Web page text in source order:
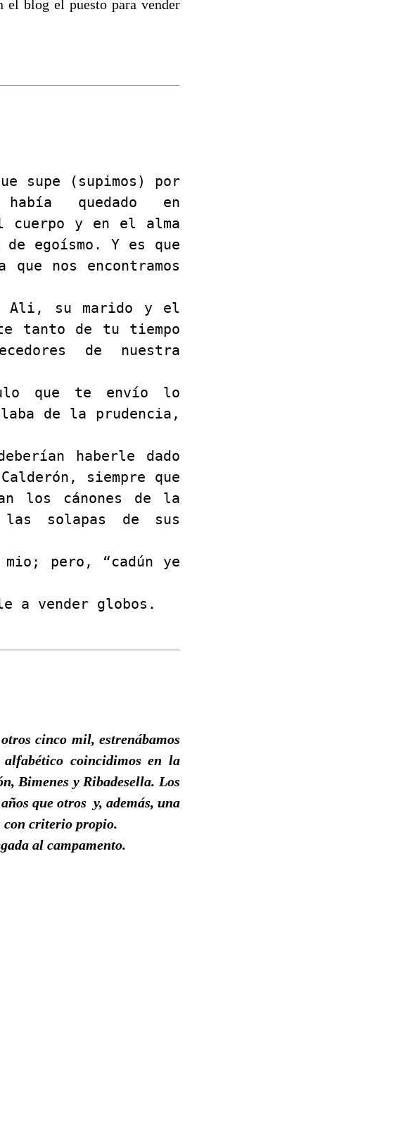
el blog el puesto para vender
supe (supimos) por
quedado en
y en el alma
egoísmo. Y es que
nos encontramos
Ali, su marido y el
tanto de tu tiempo
de nuestra
que te envío lo
de la prudencia,
haberle dado
siempre que
los cánones de la
solapas de sus
pero, “cadún ye
a vender globos.
cinco mil, estrenábamos
coincidimos en la
Bimenes y Ribadesella. Los
que otros y, además, una
con criterio propio.
al campamento.